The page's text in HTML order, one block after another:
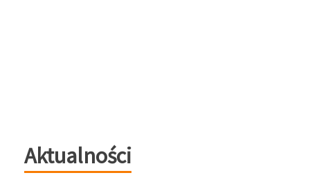
Aktualności